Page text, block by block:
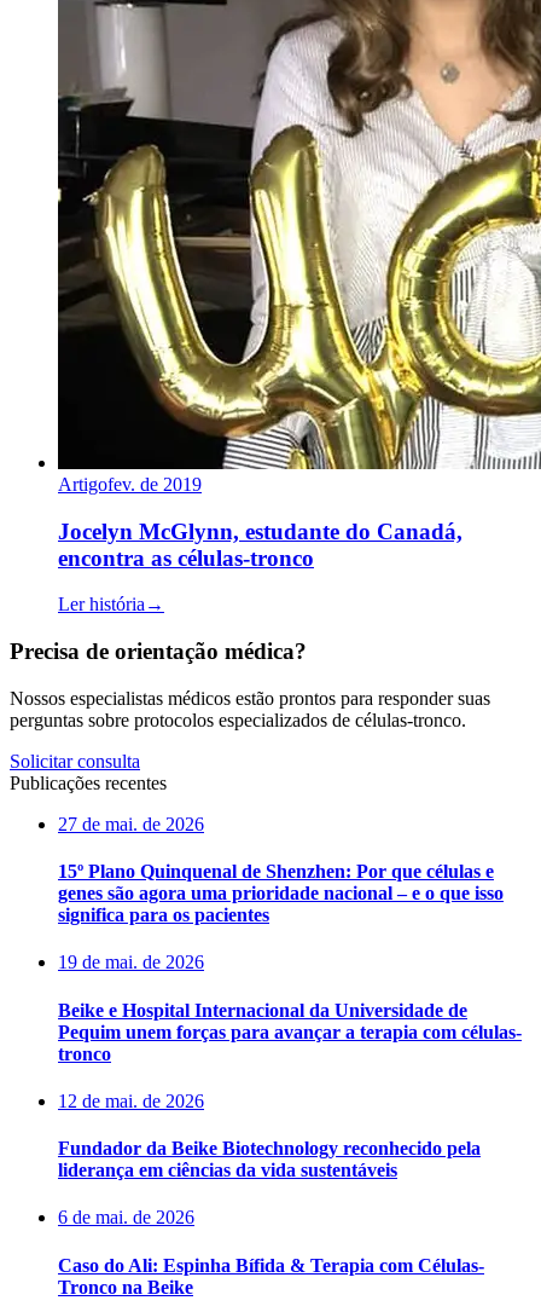
Artigofev. de 2019
Jocelyn McGlynn, estudante do Canadá,
encontra as células-tronco
Ler história→
Precisa de orientação médica?
Nossos especialistas médicos estão prontos para responder suas
perguntas sobre protocolos especializados de células-tronco.
Solicitar consulta
Publicações recentes
27 de mai. de 2026
15º Plano Quinquenal de Shenzhen: Por que células e
genes são agora uma prioridade nacional – e o que isso
significa para os pacientes
19 de mai. de 2026
Beike e Hospital Internacional da Universidade de
Pequim unem forças para avançar a terapia com células-
tronco
12 de mai. de 2026
Fundador da Beike Biotechnology reconhecido pela
liderança em ciências da vida sustentáveis
6 de mai. de 2026
Caso do Ali: Espinha Bífida & Terapia com Células-
Tronco na Beike